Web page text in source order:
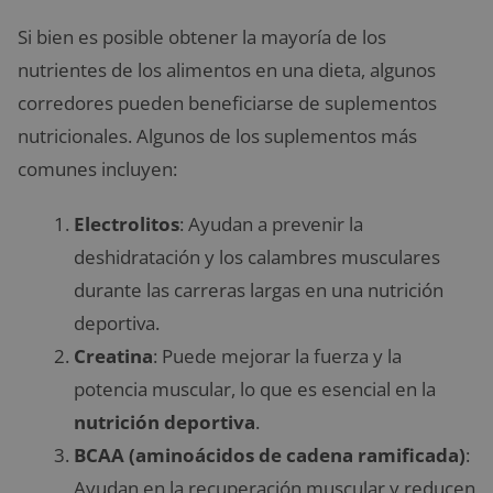
Si bien es posible obtener la mayoría de los
nutrientes de los alimentos en una dieta, algunos
corredores pueden beneficiarse de suplementos
nutricionales. Algunos de los suplementos más
comunes incluyen:
Electrolitos: Ayudan a prevenir la
deshidratación y los calambres musculares
durante las carreras largas en una nutrición
deportiva.
Creatina: Puede mejorar la fuerza y la
potencia muscular, lo que es esencial en la
nutrición deportiva.
BCAA (aminoácidos de cadena ramificada):
Ayudan en la recuperación muscular y reducen